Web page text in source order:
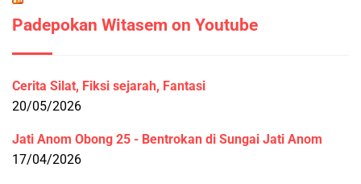
Padepokan Witasem on Youtube
Cerita Silat, Fiksi sejarah, Fantasi
20/05/2026
Jati Anom Obong 25 - Bentrokan di Sungai Jati Anom
17/04/2026